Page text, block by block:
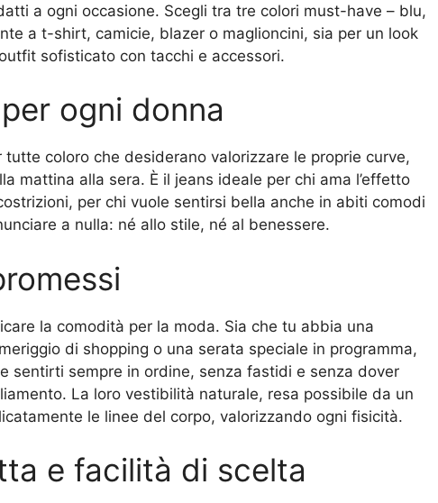
a ogni occasione. Scegli tra tre colori must-have – blu,
a t-shirt, camicie, blazer o maglioncini, sia per un look
sofisticato con tacchi e accessori.
ogni donna
coloro che desiderano valorizzare le proprie curve,
mattina alla sera. È il jeans ideale per chi ama l’effetto
per chi vuole sentirsi bella anche in abiti comodi
a nulla: né allo stile, né al benessere.
la comodità per la moda. Sia che tu abbia una
di shopping o una serata speciale in programma,
sentirti sempre in ordine, senza fastidi e senza dover
La loro vestibilità naturale, resa possibile da un
le linee del corpo, valorizzando ogni fisicità.
e facilità di scelta